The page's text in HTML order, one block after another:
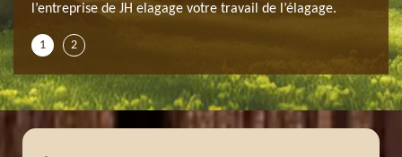
l’entreprise de JH elagage votre travail de l’élagage.
1 2